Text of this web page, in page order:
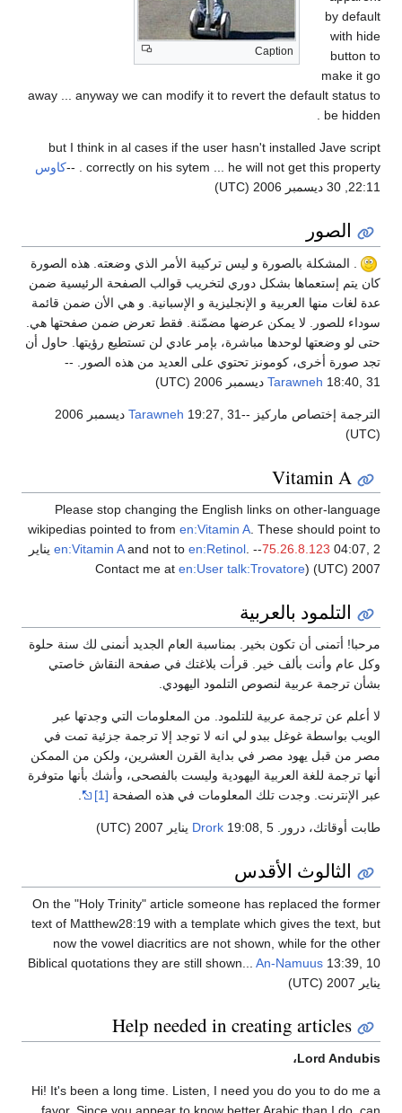
Caption
by default
with hide
button to
make it go
away ... anyway we can modify it to revert the default status to
be hidden .
but I think in al cases if the user hasn't installed Jave script
correctly on his sytem ... he will not get this property . --
كاوس
22:11, 30 ديسمبر 2006 (UTC)
الصور
. المشكلة بالصورة و ليس تركيبة الأمر الذي وضعته. هذه الصورة
كان يتم إستعماها بشكل دوري لتخريب قوالب الصفحة الرئيسية ضمن
عدة لغات منها العربية و الإنجليزية و الإسبانية. و هي الأن ضمن قائمة
سوداء للصور. لا يمكن عرضها مضمّنة. فقط تعرض ضمن صفحتها هي.
حتى لو وضعتها لوحدها مباشرة، بإمر عادي لن تستطيع رؤيتها. حاول أن
تجد صورة أخرى، كومونز تحتوي على العديد من هذه الصور. --
Tarawneh 18:40, 31 ديسمبر 2006 (UTC)
الترجمة إختصاص ماركيز -- Tarawneh
19:27, 31 ديسمبر 2006
(UTC)
Vitamin A
Please stop changing the English links on other-language
wikipedias pointed to from en:Vitamin A . These should point to
en:Vitamin Aand not to en:Retinol . --75.26.8.123
04:07, 2 يناير
2007 (UTC) (Contact me at
en:User talk:Trovatore
التلمود بالعربية
مرحبا! أتمنى أن تكون بخير. بمناسبة العام الجديد أنمنى لك سنة حلوة
وكل عام وأنت بألف خير. قرأت بلاغتك في صفحة النقاش خاصتي
بشأن ترجمة عربية لنصوص التلمود اليهودي.
لا أعلم عن ترجمة عربية للتلمود. من المعلومات التي وجدتها عبر
الويب بواسطة غوغل ببدو لي انه لا توجد إلا ترجمة جزئية تمت في
مصر من قبل يهود مصر في بداية القرن العشرين، ولكن من الممكن
أنها ترجمة للغة العربية اليهودية وليست بالفصحى، وأشك بأنها متوفرة
عبر الإنترنت. وجدت تلك المعلومات في هذه الصفحة [1]
.
طابت أوقاتك، درور. Drork 19:08, 5 يناير 2007 (UTC)
الثالوث الأقدس
On the "Holy Trinity" article someone has replaced the former
text of Matthew28:19 with a template which gives the text, but
now the vowel diacritics are not shown, while for the other
Biblical quotations they are still shown... An-Namuus 13:39, 10
يناير 2007 (UTC)
Help needed in creating articles
Lord Andubis،
Hi! It's been a long time. Listen, I need you do you to do me a